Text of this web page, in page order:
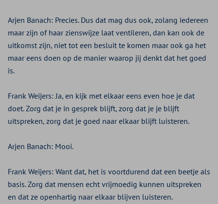
Arjen Banach: Precies. Dus dat mag dus ook, zolang iedereen
maar zijn of haar zienswijze laat ventileren, dan kan ook de
uitkomst zijn, niet tot een besluit te komen maar ook ga het
maar eens doen op de manier waarop jij denkt dat het goed
is.
Frank Weijers: Ja, en kijk met elkaar eens even hoe je dat
doet. Zorg dat je in gesprek blijft, zorg dat je je blijft
uitspreken, zorg dat je goed naar elkaar blijft luisteren.
Arjen Banach: Mooi.
Frank Weijers: Want dat, het is voortdurend dat een beetje als
basis. Zorg dat mensen echt vrijmoedig kunnen uitspreken
en dat ze openhartig naar elkaar blijven luisteren.